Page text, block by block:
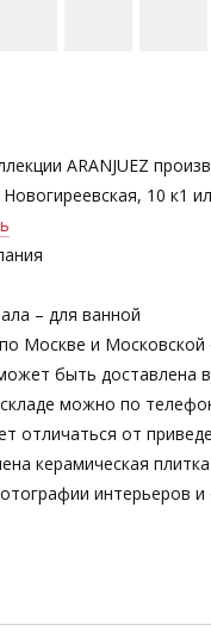
ARANJUEZ
10
– для ванной
Москве и Московской
быть доставлена
можно по
отличаться от
керамическая
интерьеров и